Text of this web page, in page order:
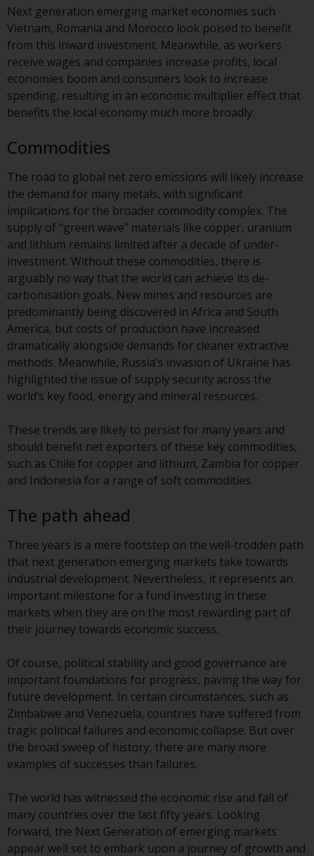
gemäß dem Investment Company
Act von 1940 („40 Act Funds“)
registriert sind. Die 40 Act Funds
akzeptieren im Allgemeinen keine
Anlagen von Nicht-US-Personen.
Nicht-US-Personen kann es
gestattet werden in einen 40-Act-
vorbehaltlich der Erfüllung einer
Um festzustellen, ob ein 40-Act-
Fonds eine geeignete Anlage für
Sie ist, prüfen Sie sorgfältig die
Anlageziele, das Risiko sowie die
Gebühren und Ausgaben des
Fonds prüfen. Diese und andere
Informationen finden Sie im
Verkaufsprospekt des Fonds, der
telefonisch unter 1-855-RWC-
FUND erhältlich ist oder indem
Sie
https://www.redwheel.com/us/en/
and-documents/ besuchen. Bitte
sorgfältig durch, bevor Sie
investieren.
Andere auf dieser Website
nicht den gleichen
wie 40 Act Funds, einschließlich
der Anforderungen an
Investmentfonds, Anlegern
bestimmte regelmäßige und
standardisierte Preis- und
Bewertungsinformationen zur
potenzielle Anleger sollten vor
einer Anlage in diese Fonds das
Angebotsprospekt und andere
zugehörige Fondsdokumente
konsultieren, um eine
vollständige Liste der Risiken und
andere relevante Informationen
Produkte und Dienstleistungen
Next generation emerging market economies such
Vietnam, Romania and Morocco look poised to benefit
from this inward investment. Meanwhile, as workers
receive wages and companies increase profits, local
economies boom and consumers look to increase
spending, resulting in an economic multiplier effect that
benefits the local economy much more broadly.
Commodities
The road to global net zero emissions will likely increase
the demand for many metals, with significant
implications for the broader commodity complex. The
supply of “green wave” materials like copper, uranium
and lithium remains limited after a decade of under-
investment. Without these commodities, there is
arguably no way that the world can achieve its de-
carbonisation goals. New mines and resources are
predominantly being discovered in Africa and South
America, but costs of production have increased
dramatically alongside demands for cleaner extractive
methods. Meanwhile, Russia’s invasion of Ukraine has
highlighted the issue of supply security across the
world’s key food, energy and mineral resources.
These trends are likely to persist for many years and
should benefit net exporters of these key commodities,
such as Chile for copper and lithium, Zambia for copper
and Indonesia for a range of soft commodities.
The path ahead
Three years is a mere footstep on the well-trodden path
that next generation emerging markets take towards
industrial development. Nevertheless, it represents an
important milestone for a fund investing in these
markets when they are on the most rewarding part of
their journey towards economic success.
Of course, political stability and good governance are
important foundations for progress, paving the way for
future development. In certain circumstances, such as
Zimbabwe and Venezuela, countries have suffered from
tragic political failures and economic collapse. But over
the broad sweep of history, there are many more
examples of successes than failures.
The world has witnessed the economic rise and fall of
many countries over the last fifty years. Looking
forward, the Next Generation of emerging markets
appear well set to embark upon a journey of growth and